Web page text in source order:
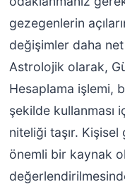
gezegenlerin
değişimler daha
Astrolojik olarak,
Hesaplama işlemi,
şekilde kullanması
niteliği taşır. Kişisel
önemli bir kaynak